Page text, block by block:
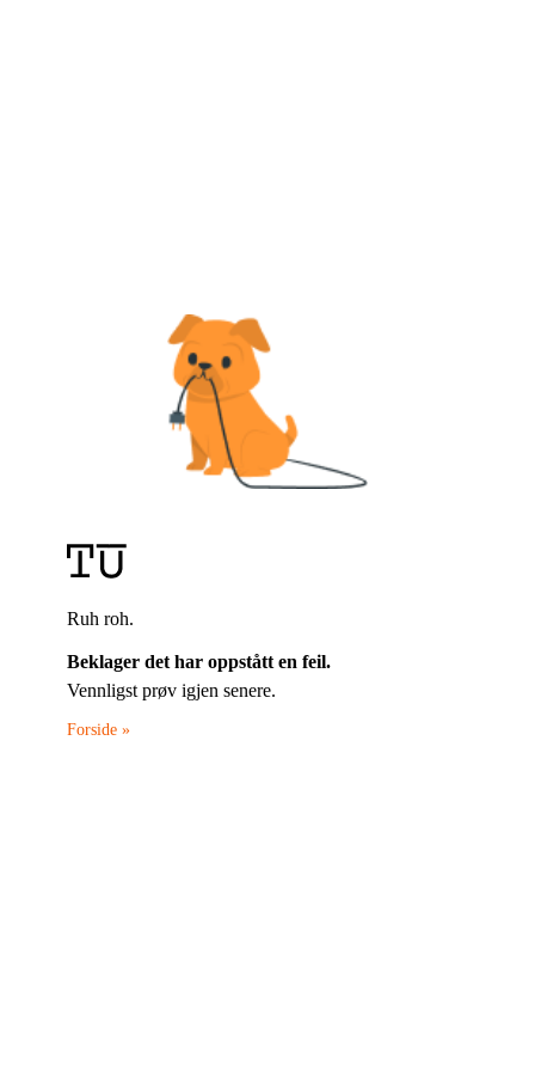
Ruh roh.
Beklager det har oppstått en feil.
Vennligst prøv igjen senere.
Forside »